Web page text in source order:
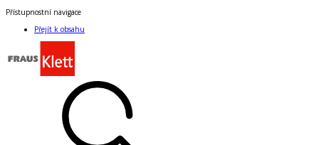
Přístupnostní navigace
Přejít k obsahu